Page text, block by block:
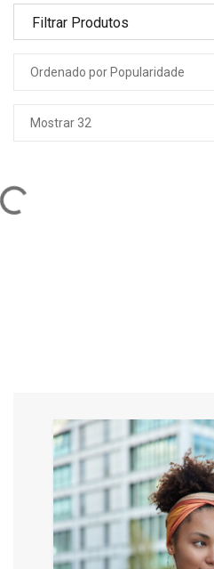
Filtrar Produtos
Ordenado por Popularidade
Mostrar 32